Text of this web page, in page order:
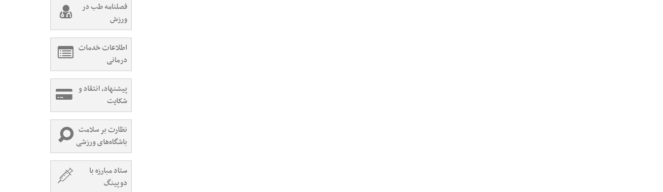
فصلنامه طب در
ورزش
اطلاعات خدمات
درمانی
پیشنهاد، انتقاد و
شکایت
نظارت بر سلامت
باشگاه‌های ورزشی
ستاد مبارزه با
دوپینگ